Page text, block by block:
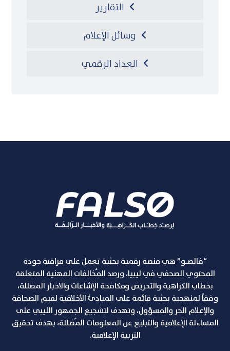
التقارير
وسائل الإعلام
العداد الرقمي
“فالصـو” هي منصة رقمية بحثية تعمل على مراقبة جودة
المحتوي الصحفي في ليبيا، ورصد المٌخالفات المهنية المتعلقة
بخطاب الكراهية والتحريض ومكافحة الإشاعات والاخبار المضللة،
وفقاً لمنهجية بحثية قائمة على المبادئ الأخلاقية لقيم الصحافة
والإعلام الحر والمسؤول، وتهدف لتشجيع الجمهور الليبي على
المساءلة الإعلامية والتبليغ عن المعلومات المٌضللة، بهدف تحقيق
التربية الإعلامية.